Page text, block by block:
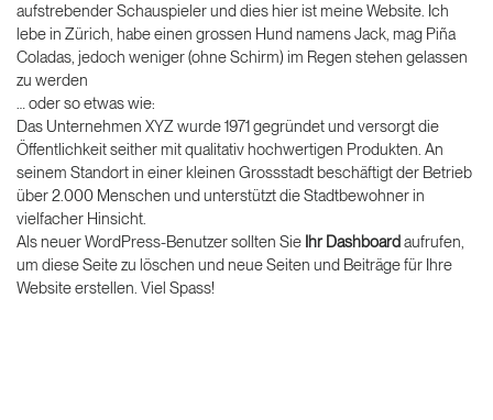
aufstrebender Schauspieler und dies hier ist meine Website. Ich
lebe in Zürich, habe einen grossen Hund namens Jack, mag Piña
Coladas, jedoch weniger (ohne Schirm) im Regen stehen gelassen
zu werden
… oder so etwas wie:
Das Unternehmen XYZ wurde 1971 gegründet und versorgt die
Öffentlichkeit seither mit qualitativ hochwertigen Produkten. An
seinem Standort in einer kleinen Grossstadt beschäftigt der Betrieb
über 2.000 Menschen und unterstützt die Stadtbewohner in
vielfacher Hinsicht.
Als neuer WordPress-Benutzer sollten Sie Ihr Dashboardaufrufen,
um diese Seite zu löschen und neue Seiten und Beiträge für Ihre
Website erstellen. Viel Spass!